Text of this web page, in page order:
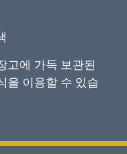
고에 가득 보관된
을 이용할 수 있습